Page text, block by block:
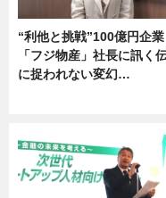
“利他と挑戦”100億円企業
「フジ物産」社長に訊く
に捉われない変幻…